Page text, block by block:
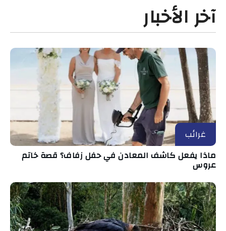
آخر الأخبار
غرائب
ماذا يفعل كاشف المعادن في حفل زفاف؟ قصة خاتم
عروس